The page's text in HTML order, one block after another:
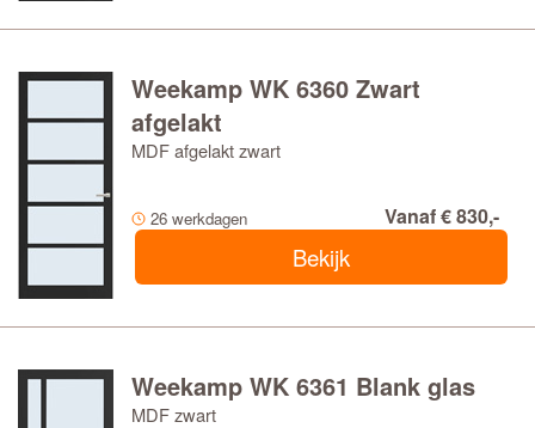
Weekamp WK 6360 Zwart
afgelakt
MDF afgelakt zwart
26 werkdagen Vanaf € 830,-
Bekijk
Weekamp WK 6361 Blank glas
MDF zwart